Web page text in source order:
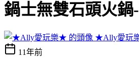
鍋士無雙石頭火
★Ally愛玩
11年前